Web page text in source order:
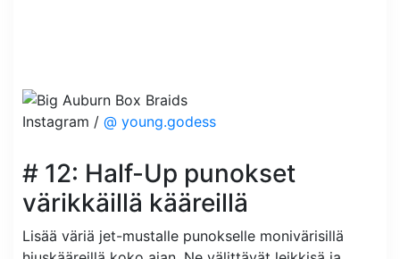
Instagram / @ young.godess
# 12: Half-Up punokset
värikkäillä kääreillä
Lisää väriä jet-mustalle punokselle monivärisillä